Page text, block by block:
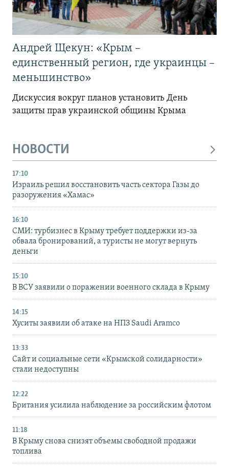
Андрей Щекун: «Крым –
единственный регион, где украинцы –
меньшинство»
Дискуссия вокруг планов установить День
защиты прав украинской общины Крыма
НОВОСТИ
17:10
Израиль решил восстановить часть сектора Газы до
разоружения «Хамас»
16:10
СМИ: турбизнес в Крыму требует поддержки из-за
обвала бронирований, а туристы не могут вернуть
деньги
15:10
В ВСУ заявили о поражении военного склада в Крыму
14:15
Хуситы заявили об атаке на НПЗ Saudi Aramco
13:33
Сайт и социальные сети «Крымской солидарности»
стали недоступны
12:22
Британия усилила наблюдение за российским флотом
11:18
В Крыму снова снизят объемы свободной продажи
топлива